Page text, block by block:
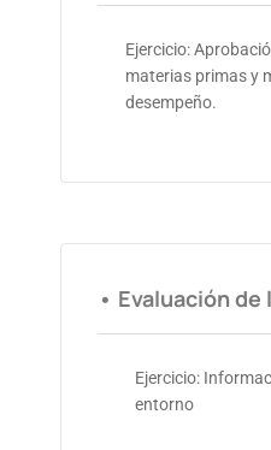
Ejercicio:
materias primas y
desempeño.
• Evaluación
Ejercicio:
entorno